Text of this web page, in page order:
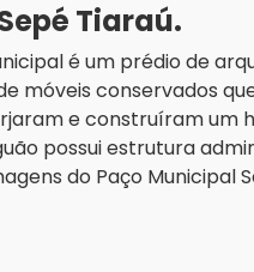
Tiaraú.
é um prédio de
móveis conservados
e construíram um
possui estrutura
do Paço Municipal